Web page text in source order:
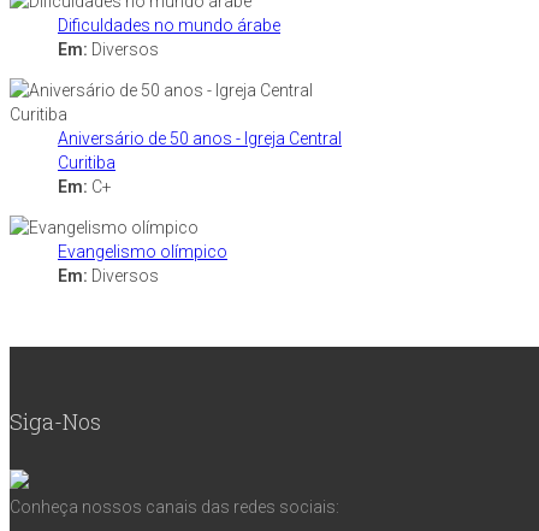
Dificuldades no mundo árabe
Em: Diversos
Aniversário de 50 anos - Igreja Central
Curitiba
Em: C+
Evangelismo olímpico
Em: Diversos
Siga-Nos
Conheça nossos canais das redes sociais: